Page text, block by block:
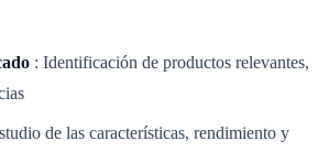
: Identificación de productos relevantes,
de las características, rendimiento y